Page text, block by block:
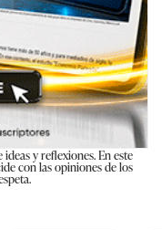
y reflexiones. En este
con las opiniones de los